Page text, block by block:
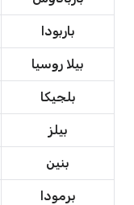
باربودا
بيلا روسيا
بلجيكا
بيلز
بنين
برمودا